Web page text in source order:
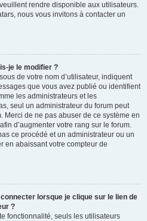
rendre disponible aux utilisateurs.
nous vous invitons à contacter un
je le modifier ?
de votre nom d’utilisateur, indiquent
que vous avez publié ou identifient
les administrateurs et les
seul un administrateur du forum peut
Merci de ne pas abuser de ce système en
d’augmenter votre rang sur le forum.
ce procédé et un administrateur ou un
en abaissant votre compteur de
lorsque je clique sur le lien de
?
fonctionnalité, seuls les utilisateurs